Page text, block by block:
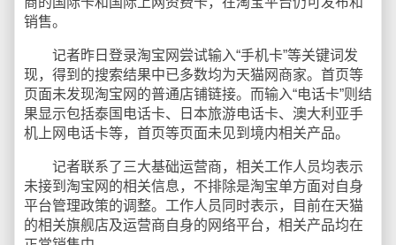
销售。
记者昨日登录淘宝网尝试输入“手机卡”等关键词发
现，得到的搜索结果中已多数均为天猫网商家。首页等
页面未发现淘宝网的普通店铺链接。而输入“电话卡”则结
果显示包括泰国电话卡、日本旅游电话卡、澳大利亚手
机上网电话卡等，首页等页面未见到境内相关产品。
记者联系了三大基础运营商，相关工作人员均表示
未接到淘宝网的相关信息，不排除是淘宝单方面对自身
平台管理政策的调整。工作人员同时表示，目前在天猫
的相关旗舰店及运营商自身的网络平台，相关产品均在